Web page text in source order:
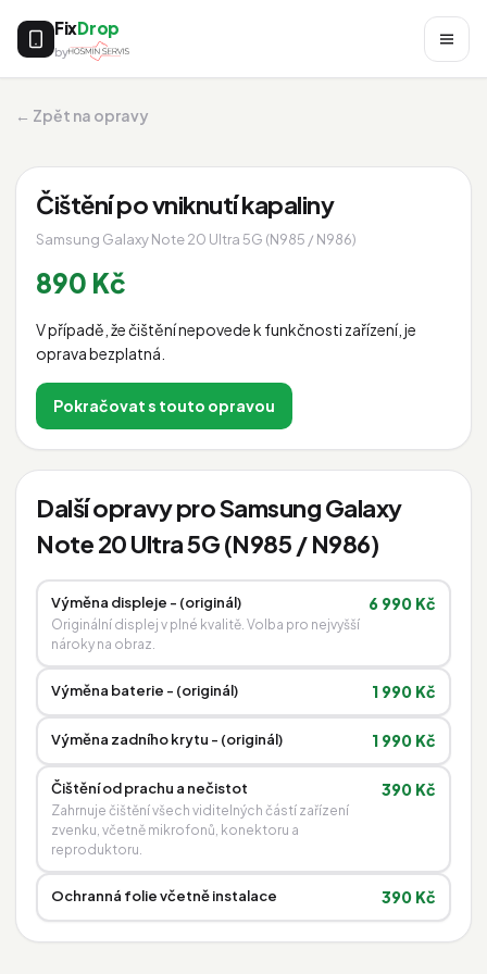
FixDrop
by
← Zpět na opravy
Čištění po vniknutí kapaliny
Samsung Galaxy Note 20 Ultra 5G (N985 / N986)
890 Kč
V případě, že čištění nepovede k funkčnosti zařízení, je
oprava bezplatná.
Pokračovat s touto opravou
Další opravy pro Samsung Galaxy
Note 20 Ultra 5G (N985 / N986)
Výměna displeje - (originál)
Originální displej v plné kvalitě. Volba pro nejvyšší
nároky na obraz.
6 990 Kč
Výměna baterie - (originál) 1 990 Kč
Výměna zadního krytu - (originál) 1 990 Kč
Čištění od prachu a nečistot
Zahrnuje čištění všech viditelných částí zařízení
zvenku, včetně mikrofonů, konektoru a
reproduktoru.
390 Kč
Ochranná folie včetně instalace 390 Kč